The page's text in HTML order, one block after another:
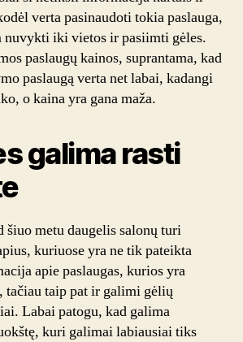
verta pasinaudoti tokia paslauga,
nuvykti iki vietos ir pasiimti gėles.
paslaugų kainos, suprantama, kad
paslaugą verta net labai, kadangi
o kaina yra gana maža.
galima rasti
šiuo metu daugelis salonų turi
kuriuose yra ne tik pateikta
apie paslaugas, kurios yra
taip pat ir galimi gėlių
Labai patogu, kad galima
kuri galimai labiausiai tiks